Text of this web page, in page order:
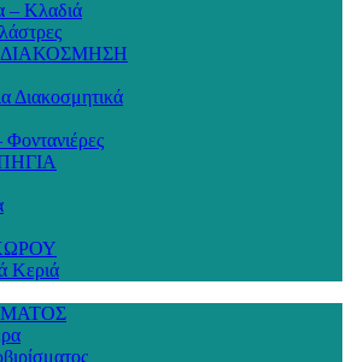
– Κλαδιά
ΔΙΑΚΟΣΜΗΣΗ
Διακοσμητικά
Φοντανιέρες
Κεριά